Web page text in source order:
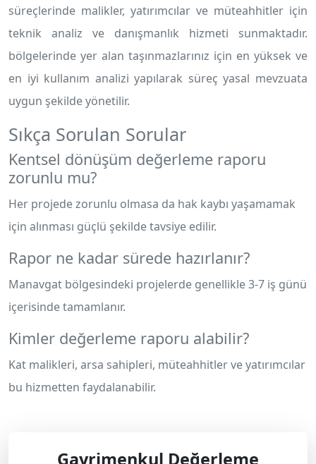
süreçlerinde malikler, yatırımcılar ve müteahhitler için
teknik analiz ve danışmanlık hizmeti sunmaktadır.
bölgelerinde yer alan taşınmazlarınız için en yüksek ve
en iyi kullanım analizi yapılarak süreç yasal mevzuata
uygun şekilde yönetilir.
Sıkça Sorulan Sorular
Kentsel dönüşüm değerleme raporu
zorunlu mu?
Her projede zorunlu olmasa da hak kaybı yaşamamak
için alınması güçlü şekilde tavsiye edilir.
Rapor ne kadar sürede hazırlanır?
Manavgat bölgesindeki projelerde genellikle 3-7 iş günü
içerisinde tamamlanır.
Kimler değerleme raporu alabilir?
Kat malikleri, arsa sahipleri, müteahhitler ve yatırımcılar
bu hizmetten faydalanabilir.
Gayrimenkul Değerleme